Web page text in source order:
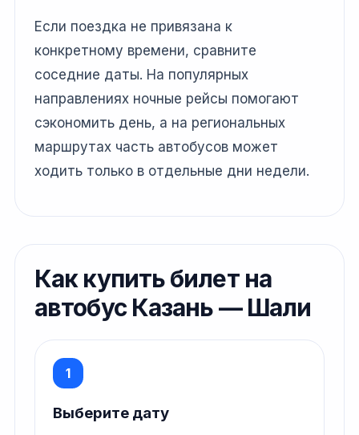
Если поездка не привязана к
конкретному времени, сравните
соседние даты. На популярных
направлениях ночные рейсы помогают
сэкономить день, а на региональных
маршрутах часть автобусов может
ходить только в отдельные дни недели.
Как купить билет на
автобус Казань — Шали
1
Выберите дату